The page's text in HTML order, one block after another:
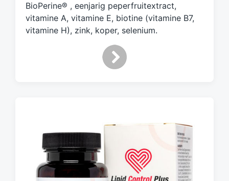
BioPerine® , eenjarig peperfruitextract,
vitamine A, vitamine E, biotine (vitamine B7,
vitamine H), zink, koper, selenium.